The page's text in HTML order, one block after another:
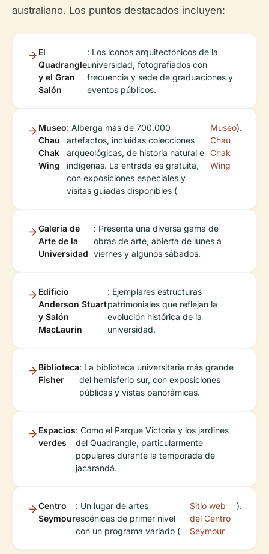
australiano. Los puntos destacados incluyen:
El
Quadrangle
y el Gran
Salón
: Los iconos arquitectónicos de la
universidad, fotografiados con
frecuencia y sede de graduaciones y
eventos públicos.
Museo
Chau
Chak
Wing
: Alberga más de 700.000
artefactos, incluidas colecciones
arqueológicas, de historia natural e
indígenas. La entrada es gratuita,
con exposiciones especiales y
visitas guiadas disponibles (
Museo
Chau
Chak
Wing
).
Galería de
Arte de la
Universidad
: Presenta una diversa gama de
obras de arte, abierta de lunes a
viernes y algunos sábados.
Edificio
Anderson Stuart
y Salón
MacLaurin
: Ejemplares estructuras
patrimoniales que reflejan la
evolución histórica de la
universidad.
Biblioteca
Fisher
: La biblioteca universitaria más grande
del hemisferio sur, con exposiciones
públicas y vistas panorámicas.
Espacios
verdes
: Como el Parque Victoria y los jardines
del Quadrangle, particularmente
populares durante la temporada de
jacarandá.
Centro
Seymour
: Un lugar de artes
escénicas de primer nivel
con un programa variado (
Sitio web
del Centro
Seymour
).